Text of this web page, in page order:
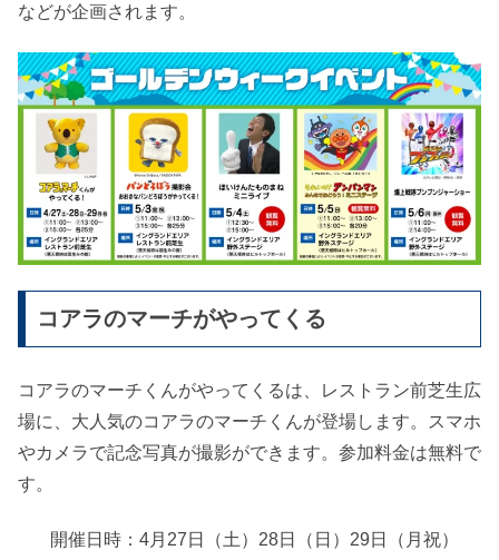
などが企画されます。
コアラのマーチがやってくる
コアラのマーチくんがやってくるは、レストラン前芝生広
場に、大人気のコアラのマーチくんが登場します。スマホ
やカメラで記念写真が撮影ができます。参加料金は無料で
す。
開催日時：4月27日（土）28日（日）29日（月祝）